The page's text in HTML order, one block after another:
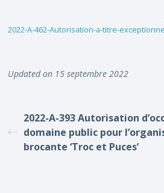
2022-A-462-Autorisation-a-titre-
Updated on 15 septembre 2022
2022-A-393 Autorisation
domaine public pour
brocante ‘Troc et Puces’